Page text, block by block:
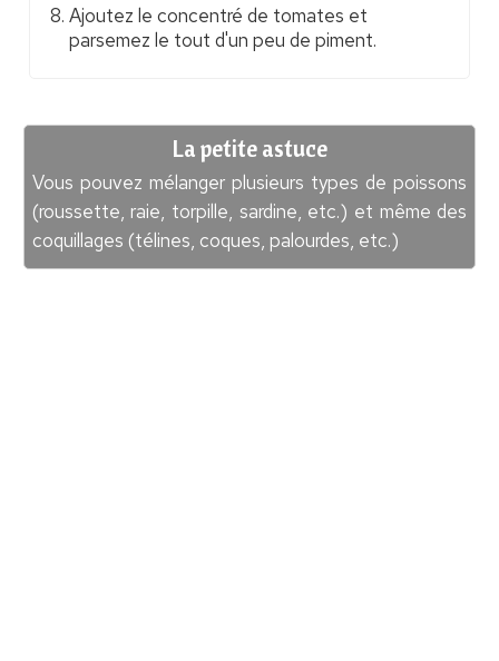
Ajoutez le concentré de tomates et
parsemez le tout d'un peu de piment.
La petite astuce
Vous pouvez mélanger plusieurs types de poissons
(roussette, raie, torpille, sardine, etc.) et même des
coquillages (télines, coques, palourdes, etc.)